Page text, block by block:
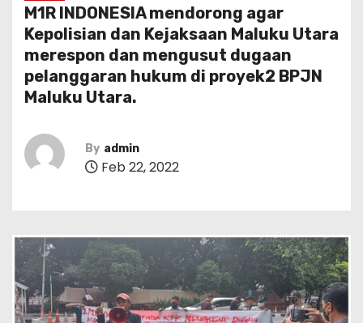
M1R INDONESIA mendorong agar
Kepolisian dan Kejaksaan Maluku Utara
merespon dan mengusut dugaan
pelanggaran hukum di proyek2 BPJN
Maluku Utara.
By admin
Feb 22, 2022